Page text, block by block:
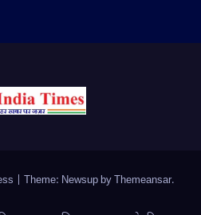
Theme: Newsup byThemeansar.